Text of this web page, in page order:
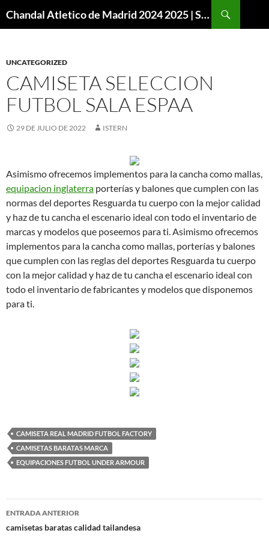
Chandal Atletico de Madrid 2024 2025 | SuperVigo
UNCATEGORIZED
CAMISETA SELECCION
FUTBOL SALA ESPAA
29 DE JULIO DE 2022 ISTERN
Asimismo ofrecemos implementos para la cancha como mallas,
equipacion inglaterra porterías y balones que cumplen con las
normas del deportes Resguarda tu cuerpo con la mejor calidad
y haz de tu cancha el escenario ideal con todo el inventario de
marcas y modelos que poseemos para ti. Asimismo ofrecemos
implementos para la cancha como mallas, porterías y balones
que cumplen con las reglas del deportes Resguarda tu cuerpo
con la mejor calidad y haz de tu cancha el escenario ideal con
todo el inventario de fabricantes y modelos que disponemos
para ti.
CAMISETA REAL MADRID FUTBOL FACTORY
CAMISETAS BARATAS MARCA
EQUIPACIONES FUTBOL UNDER ARMOUR
Navegación
de
ENTRADA ANTERIOR
camisetas baratas calidad tailandesa